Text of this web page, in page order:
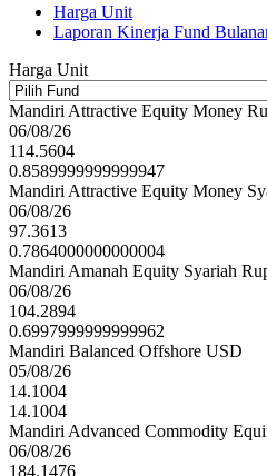
Harga Unit
Laporan Kinerja Fund
Harga Unit
Mandiri Attractive Equity Money
06/08/26
114.5604
0.8589999999999947
Mandiri Attractive Equity Money
06/08/26
97.3613
0.7864000000000004
Mandiri Amanah Equity Syariah
06/08/26
104.2894
0.6997999999999962
Mandiri Balanced Offshore USD
05/08/26
14.1004
14.1004
Mandiri Advanced Commodity
06/08/26
184.1476